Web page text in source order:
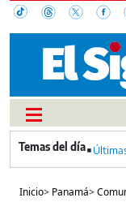
Inicio> Panamá>